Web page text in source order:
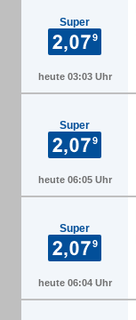
Super
heute 03:03 Uhr
Super
heute 06:05 Uhr
Super
heute 06:04 Uhr